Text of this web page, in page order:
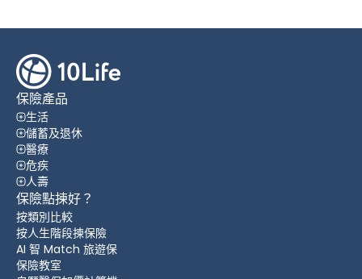
保險產品
生活
儲蓄及退休
醫療
危疾
人壽
保險點揀好？
按類別比較
按人生階段揀保險
AI 智 Match 旅遊保
保險教室